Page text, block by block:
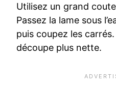
Utilisez un grand
Passez la lame sous
puis coupez les
découpe plus nette.